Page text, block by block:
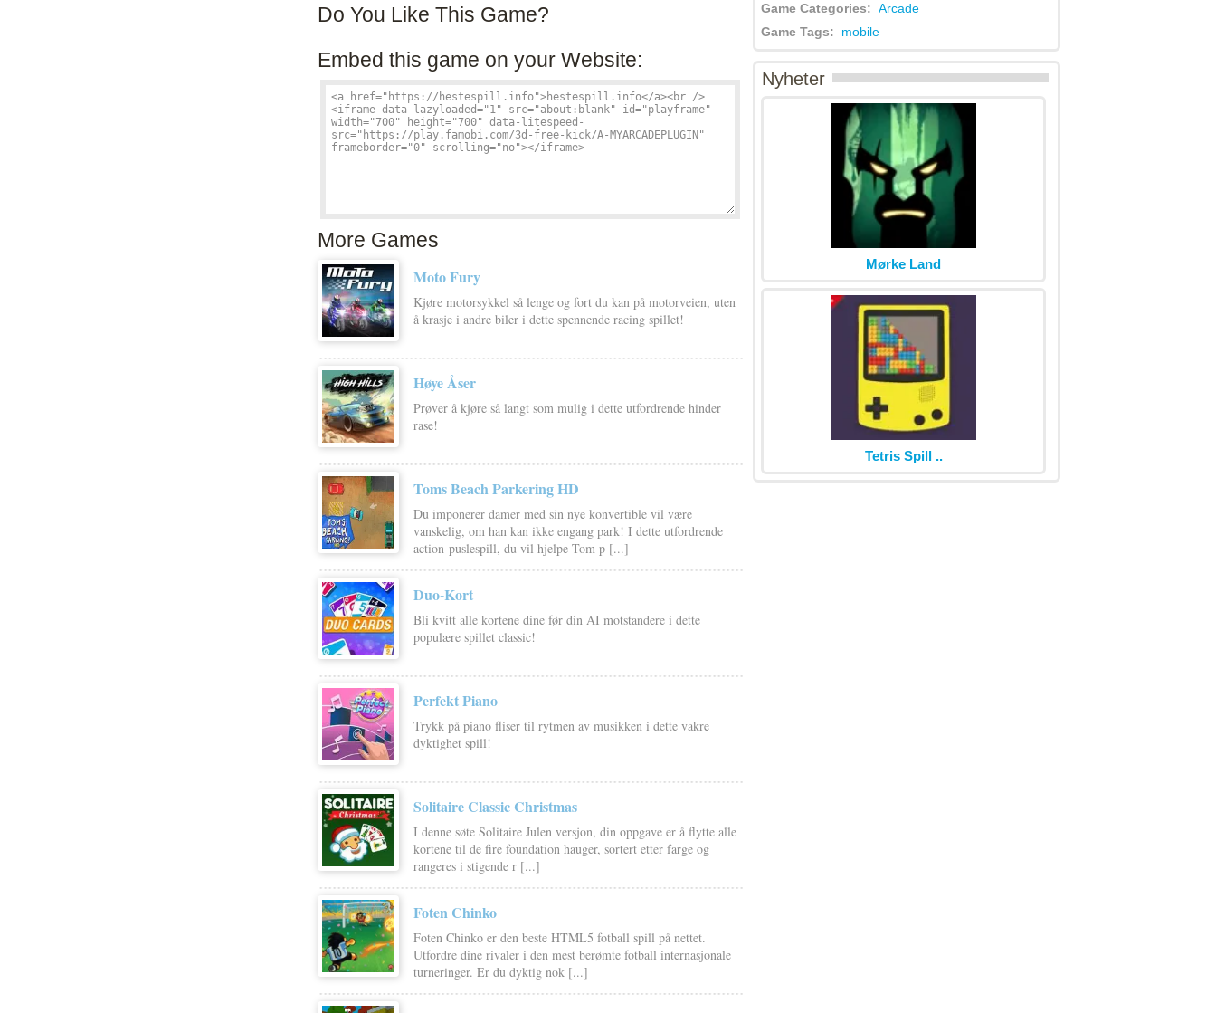
Do You Like This Game?
Embed this game on your Website:
More Games
Moto Fury
Kjøre motorsykkel så lenge og fort du kan på motorveien, uten
å krasje i andre biler i dette spennende racing spillet!
Høye Åser
Prøver å kjøre så langt som mulig i dette utfordrende hinder
rase!
Toms Beach Parkering HD
Du imponerer damer med sin nye konvertible vil være
vanskelig, om han kan ikke engang park! I dette utfordrende
action-puslespill, du vil hjelpe Tom p [...]
Duo-Kort
Bli kvitt alle kortene dine før din AI motstandere i dette
populære spillet classic!
Perfekt Piano
Trykk på piano fliser til rytmen av musikken i dette vakre
dyktighet spill!
Solitaire Classic Christmas
I denne søte Solitaire Julen versjon, din oppgave er å flytte alle
kortene til de fire foundation hauger, sortert etter farge og
rangeres i stigende r [...]
Foten Chinko
Foten Chinko er den beste HTML5 fotball spill på nettet.
Utfordre dine rivaler i den mest berømte fotball internasjonale
turneringer. Er du dyktig nok [...]
Game Categories: Arcade
Game Tags: mobile
Nyheter
Mørke Land
Tetris Spill ..